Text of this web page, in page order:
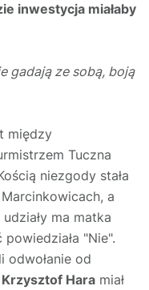
inwestycja miałaby
gadają ze sobą, boją
między
Tuczna
niezgody stała
a
ma matka
"Nie".
odwołanie od
Krzysztof Hara miał